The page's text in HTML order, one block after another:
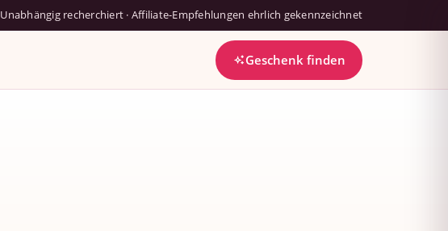
Unabhängig recherchiert · Affiliate-Empfehlungen ehrlich gekennzeichnet
Geschenk finden